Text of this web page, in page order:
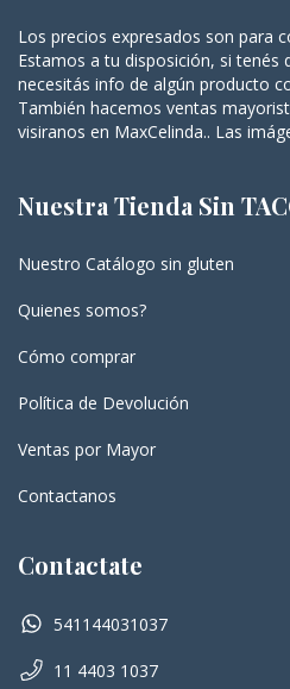
Los precios expresados son para
Estamos a tu disposición, si tenés
necesitás info de algún producto
También hacemos ventas
visiranos en MaxCelinda.. Las
Nuestra Tienda Sin
Nuestro Catálogo sin gluten
Quienes somos?
Cómo comprar
Política de Devolución
Ventas por Mayor
Contactanos
Contactate
541144031037
11 4403 1037